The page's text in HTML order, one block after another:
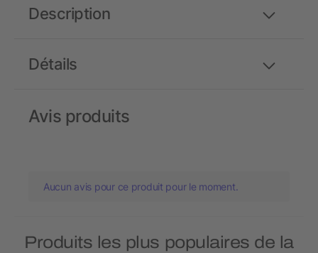
Détails
Description
Avis produits
Aucun avis pour ce produit pour le moment.
Produits les plus populaires de la